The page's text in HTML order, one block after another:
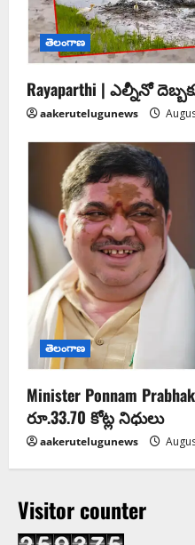
తెలంగాణ
Rayaparthi | ఎల్నీనో
aakerutelugunews
తెలంగాణ
Minister Ponnam
రూ.33.70 కోట్ల నిధులు
aakerutelugunews
Visitor counter